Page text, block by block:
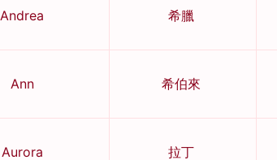
Andrea 希臘
Ann 希伯來
Aurora 拉丁